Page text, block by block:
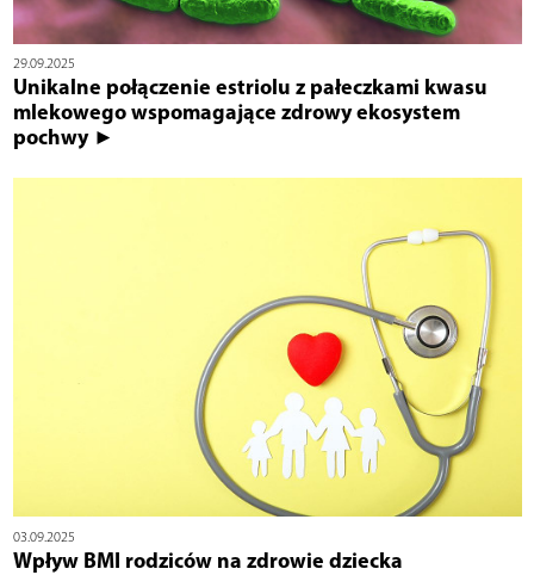
29.09.2025
Unikalne połączenie estriolu z pałeczkami kwasu
mlekowego wspomagające zdrowy ekosystem
pochwy ►
03.09.2025
Wpływ BMI rodziców na zdrowie dziecka